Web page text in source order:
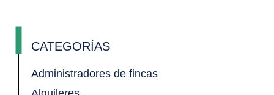
CATEGORÍAS
Administradores de fincas